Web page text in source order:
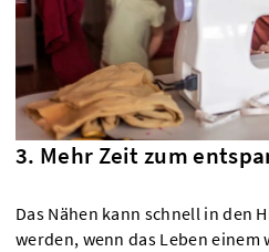
3. Mehr Zeit zum
Das Nähen kann schnell in den
werden, wenn das Leben